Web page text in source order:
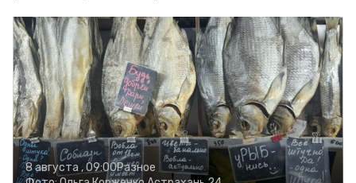
8 августа , 09:00Разное